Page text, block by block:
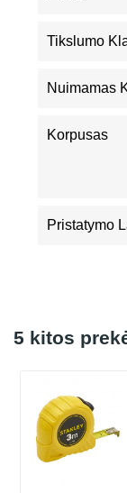
Tikslumo
Nuimamas
Korpusas
Pristatymo
5 kitos